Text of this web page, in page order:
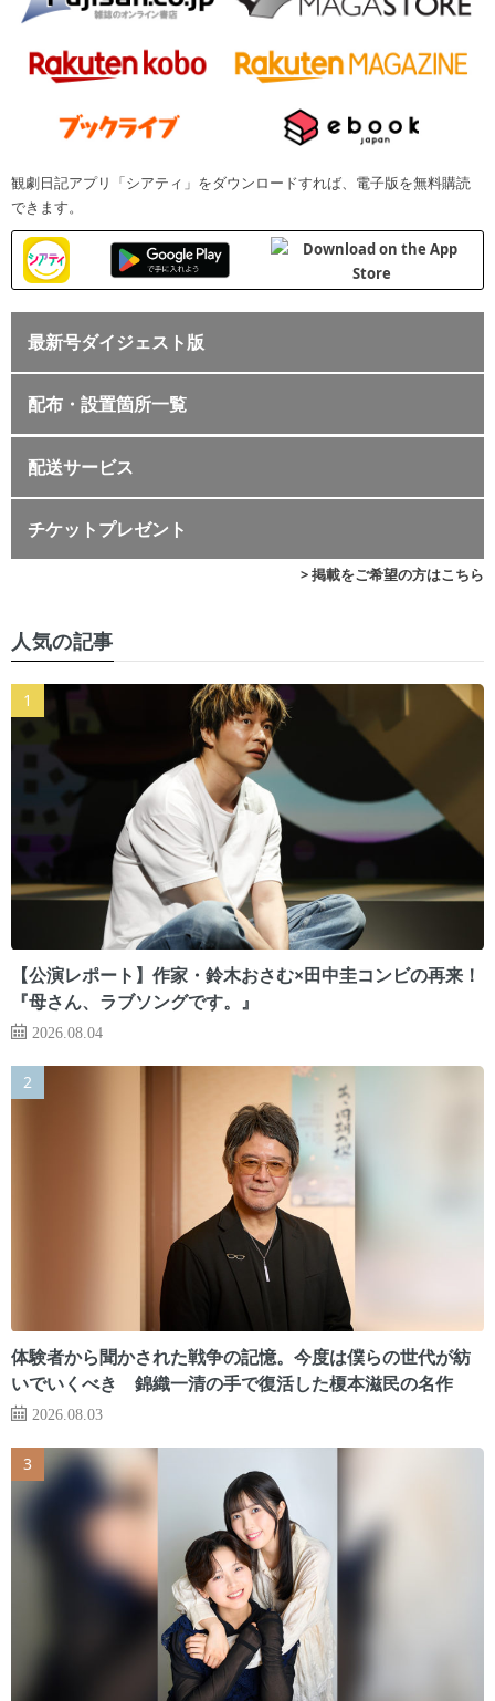
観劇日記アプリ「シアティ」をダウンロードすれば、電子版を無料購読
できます。
最新号ダイジェスト版
配布・設置箇所一覧
配送サービス
チケットプレゼント
> 掲載をご希望の方はこちら
人気の記事
【公演レポート】作家・鈴木おさむ×田中圭コンビの再来！
『母さん、ラブソングです。』
2026.08.04
体験者から聞かされた戦争の記憶。今度は僕らの世代が紡
いでいくべき 錦織一清の手で復活した榎本滋民の名作
2026.08.03